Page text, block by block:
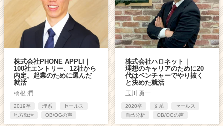
株式会社PHONE APPLI｜
100社エントリー、12社から
内定。起業のために選んだ
就活
橋根 潤
2019卒 理系
セールス
地方就活
OB/OGの声
株式会社ハロネット｜
理想のキャリアのために20
代はベンチャーでやり抜く
と決めた就活
玉川 勇一
2020卒 文系
セールス
自己分析
OB/OGの声